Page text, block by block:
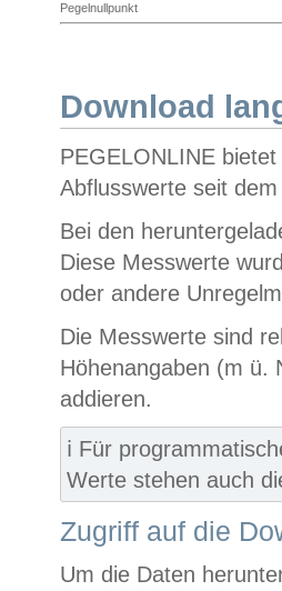
Pegelnullpunkt
Download
PEGELONLINE
Abflusswerte seit
Bei den
Diese Messwerte
oder andere
Die Messwerte sind
Höhenangaben (m ü.
addieren.
ℹ️ Für
Werte stehen auch
Zugriff auf die
Um die Daten